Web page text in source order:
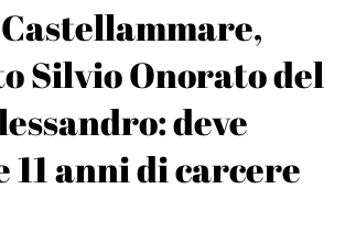
Silvio Onorato del
deve
11 anni di carcere